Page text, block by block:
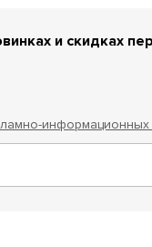
и скидках
информационных